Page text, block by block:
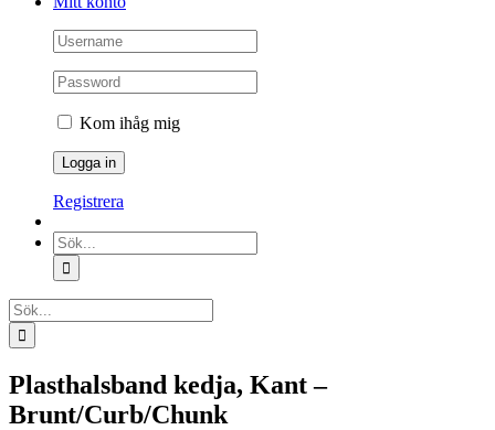
Kom ihåg mig
Registrera
Sök
efter:
Sök
efter:
Plasthalsband kedja, Kant –
Brunt/Curb/Chunk